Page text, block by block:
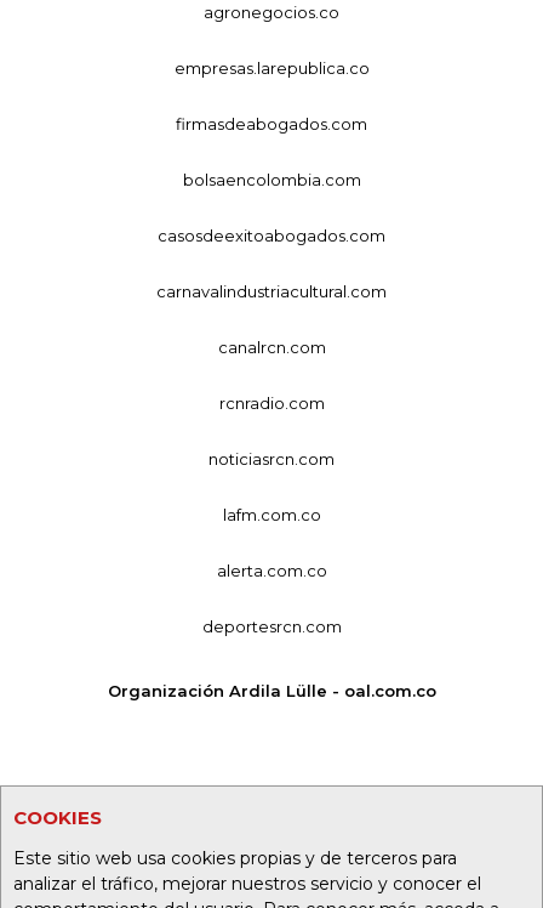
COOKIES
Este sitio web usa cookies propias y de terceros para
analizar el tráfico, mejorar nuestros servicio y conocer el
agronegocios.co
empresas.larepublica.co
firmasdeabogados.com
bolsaencolombia.com
casosdeexitoabogados.com
carnavalindustriacultural.com
canalrcn.com
rcnradio.com
noticiasrcn.com
lafm.com.co
alerta.com.co
deportesrcn.com
Organización Ardila Lülle - oal.com.co